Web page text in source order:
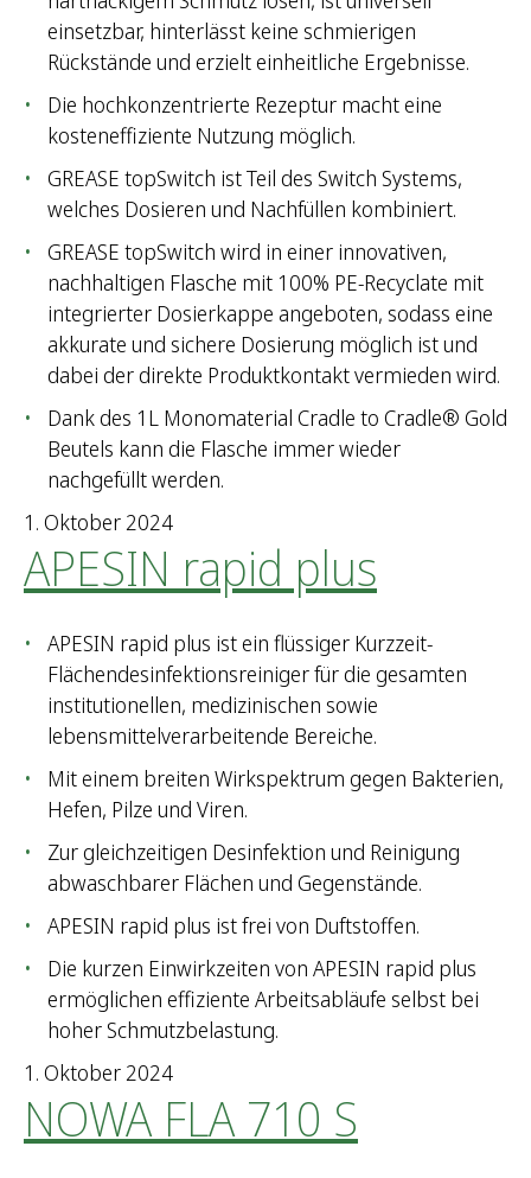
einsetzbar, hinterlässt keine schmierigen
Rückstände und erzielt einheitliche Ergebnisse.
Die hochkonzentrierte Rezeptur macht eine
kosteneffiziente Nutzung möglich.
GREASE topSwitch ist Teil des Switch Systems,
welches Dosieren und Nachfüllen kombiniert.
GREASE topSwitch wird in einer innovativen,
nachhaltigen Flasche mit 100% PE-Recyclate mit
integrierter Dosierkappe angeboten, sodass eine
akkurate und sichere Dosierung möglich ist und
dabei der direkte Produktkontakt vermieden wird.
Dank des 1L Monomaterial Cradle to Cradle® Gold
Beutels kann die Flasche immer wieder
nachgefüllt werden.
1. Oktober 2024
APESIN rapid plus
APESIN rapid plus ist ein flüssiger Kurzzeit-
Flächendesinfektionsreiniger für die gesamten
institutionellen, medizinischen sowie
lebensmittelverarbeitende Bereiche.
Mit einem breiten Wirkspektrum gegen Bakterien,
Hefen, Pilze und Viren.
Zur gleichzeitigen Desinfektion und Reinigung
abwaschbarer Flächen und Gegenstände.
APESIN rapid plus ist frei von Duftstoffen.
Die kurzen Einwirkzeiten von APESIN rapid plus
ermöglichen effiziente Arbeitsabläufe selbst bei
hoher Schmutzbelastung.
1. Oktober 2024
NOWA FLA 710 S